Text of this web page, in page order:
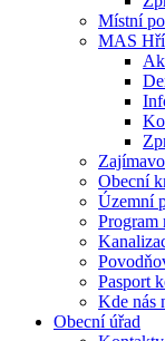
Místní
MAS
Obecní
Územní
Program
Pasport
Kde nás
Obecní úřad